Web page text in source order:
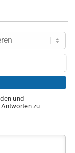
und
zu